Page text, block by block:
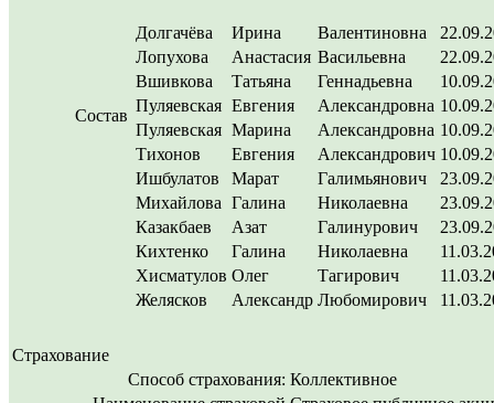
Состав
Долгачёва Ирина Валентиновна
Лопухова
Анастасия Васильевна
Вшивкова
Татьяна Геннадьевна
Пуляевская Евгения Александровна
Пуляевская Марина Александровна
Тихонов
Евгения Александрович
Ишбулатов
Марат Галимьянович
Михайлова Галина Николаевна
Казакбаев
Азат Галинурович
Кихтенко
Галина Николаевна
Хисматулов Олег Тагирович
Желясков
Александр Любомирович
Страхование
Способ страхования: Коллективное